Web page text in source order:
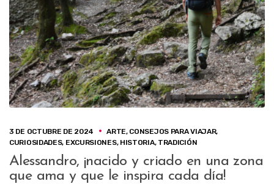
3 DE OCTUBRE DE 2024 ARTE, CONSEJOS PARA VIAJAR,
CURIOSIDADES, EXCURSIONES, HISTORIA, TRADICIÓN
Alessandro, ¡nacido y criado en una zona
que ama y que le inspira cada día!